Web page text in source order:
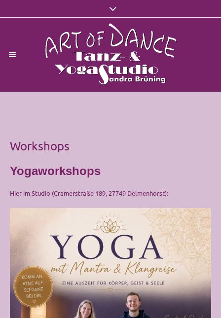
Workshops
Yogaworkshops
Hier im Studio (Cramerstraße 189, 27749 Delmenhorst):